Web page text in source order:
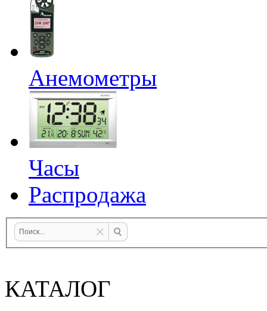
Анемометры
Часы
Распродажа
КАТАЛОГ